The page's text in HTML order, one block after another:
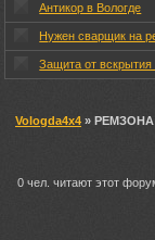
Антикор в Вологде
Нужен сварщик на
Защита от вскрытия
Vologda4x4 » РЕМЗОНА
0 чел. читают этот